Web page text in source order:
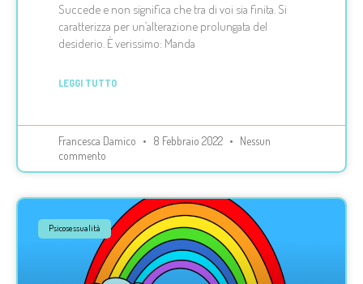
Succede e non significa che tra di voi sia finita. Si
caratterizza per un’alterazione prolungata del
desiderio. È verissimo: Manda
LEGGI TUTTO
Francesca Damico 8 Febbraio 2022
Nessun
commento
Psicosessualità